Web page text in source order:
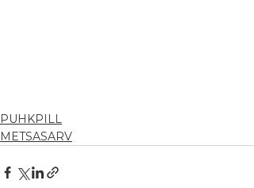
PUHKPILL
METSASARV